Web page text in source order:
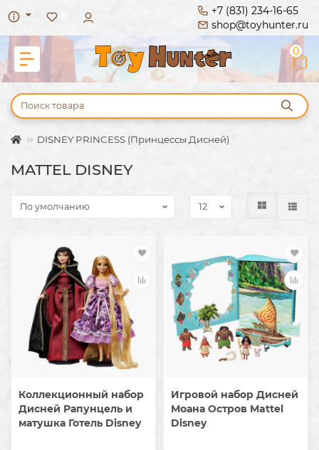
+7 (831) 234-16-65
shop@toyhunter.ru
0
DISNEY PRINCESS (Принцессы Дисней)
MATTEL DISNEY
Коллекционный набор
Дисней Рапунцель и
матушка Готель Disney
Игровой набор Дисней
Моана Остров Mattel
Disney